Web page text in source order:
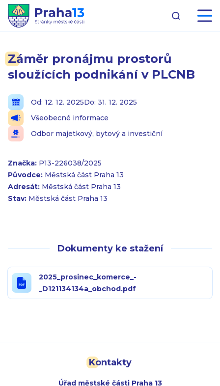
Záměr pronájmu prostorů
sloužících podnikání v PLCNB
Od: 12. 12. 2025Do: 31. 12. 2025
Všeobecné informace
Odbor majetkový, bytový a investiční
Značka: P13-226038/2025
Původce: Městská část Praha 13
Adresát: Městská část Praha 13
Stav: Městská část Praha 13
Dokumenty ke stažení
2025_prosinec_komerce_-
_D121134134a_obchod.pdf
Kontakty
Úřad městské části Praha 13